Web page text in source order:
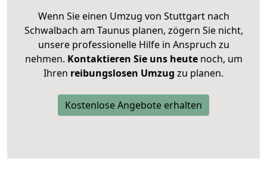
Wenn Sie einen Umzug von Stuttgart nach
Schwalbach am Taunus planen, zögern Sie nicht,
unsere professionelle Hilfe in Anspruch zu
nehmen. Kontaktieren Sie uns heutenoch, um
Ihren reibungslosen Umzug zu planen.
Kostenlose Angebote erhalten